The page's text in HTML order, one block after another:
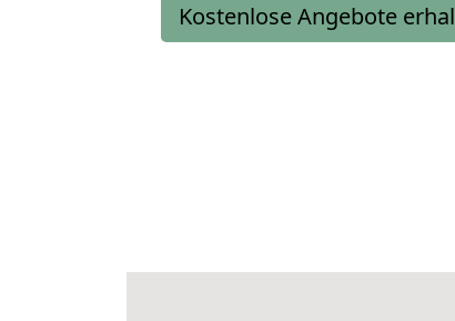
Kostenlose Angebote